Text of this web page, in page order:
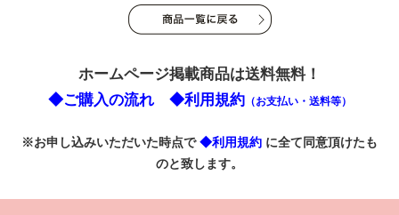
ホームページ掲載商品は送料無料！
◆ご購入の流れ
◆利用規約 （お支払い・送料等）
※お申し込みいただいた時点で◆利用規約 に全て同意頂けたも
のと致します。